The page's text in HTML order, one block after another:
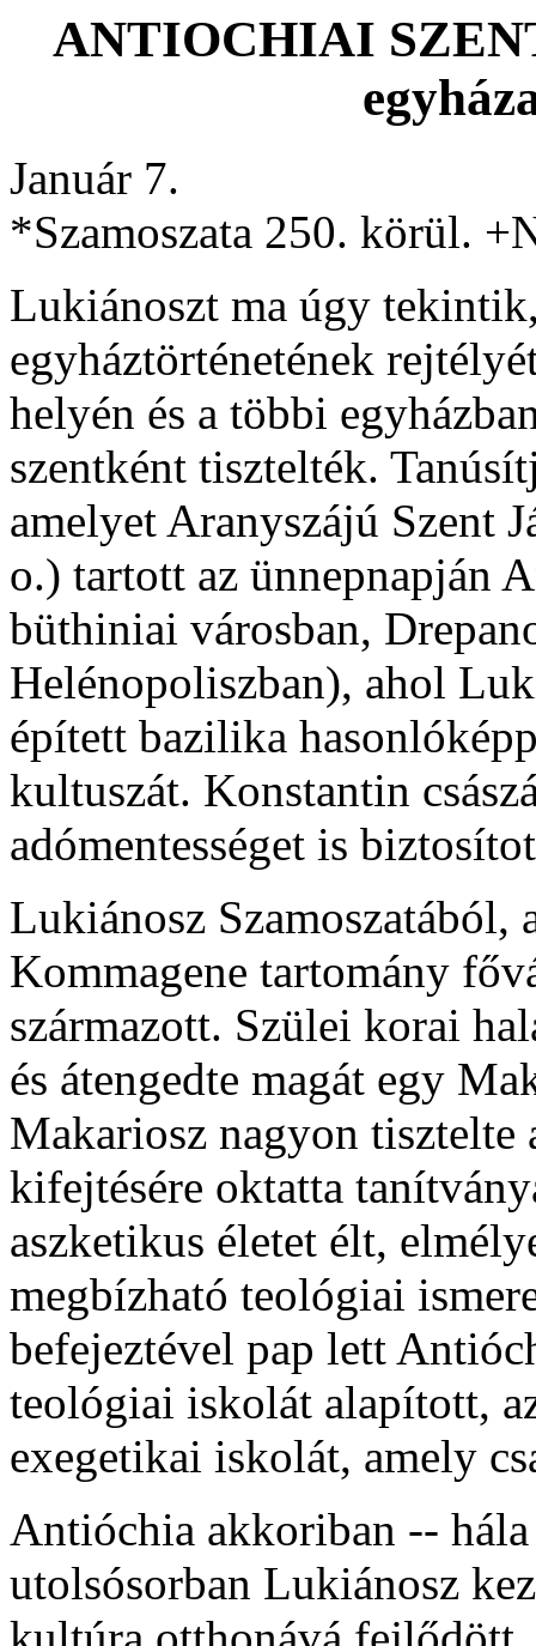
ANTIOCHIAI
Január 7.
*Szamoszata 250. körül.
Lukiánoszt ma úgy
egyháztörténetének
helyén és a többi
szentként tisztelték.
amelyet Aranyszájú Szent
o.) tartott az ünnepnapján
büthiniai városban,
Helénopoliszban), ahol
épített bazilika
kultuszát. Konstantin
adómentességet is
Lukiánosz Szamoszatából,
Kommagene tartomány
származott. Szülei korai
és átengedte magát egy
Makariosz nagyon tisztelte
kifejtésére oktatta
aszketikus életet élt,
megbízható teológiai
befejeztével pap lett
teológiai iskolát alapított,
exegetikai iskolát, amely
Antióchia akkoriban --
utolsósorban Lukiánosz